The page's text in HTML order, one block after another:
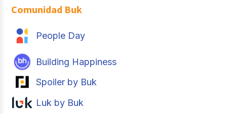
Comunidad Buk
People Day
Building Happiness
Spoiler by Buk
Luk by Buk